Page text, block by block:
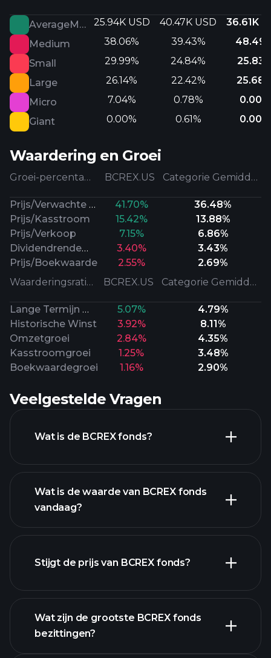
AverageMarketCap 25.94K USD 40.47K USD
36.61K
Medium
38.06% 39.43%
Small
29.99% 24.84%
Large
26.14% 22.42%
Micro
7.04% 0.78%
0.00%
Giant
0.00% 0.61% 0.00%
Waardering en Groei
Groei-percentages BCREX.US Categorie Gemiddeld
Prijs/Verwachte Winst 41.70%
36.48%
Prijs/Kasstroom
15.42%
13.88%
Prijs/Verkoop
7.15%
6.86%
Dividendrendement
3.40%
3.43%
Prijs/Boekwaarde
2.55%
2.69%
Waarderingsratio's
BCREX.US Categorie Gemiddeld
Lange Termijn Winst 5.07%
4.79%
Historische Winst
3.92%
8.11%
Omzetgroei
2.84%
4.35%
Kasstroomgroei
1.25%
3.48%
Boekwaardegroei
1.16% 2.90%
Veelgestelde Vragen
Wat is de BCREX fonds?
Wat is de waarde van BCREX fonds
vandaag?
geavanceerde
grafiek
Stijgt de prijs van BCREX fonds?
Wat zijn de grootste BCREX fonds
bezittingen?